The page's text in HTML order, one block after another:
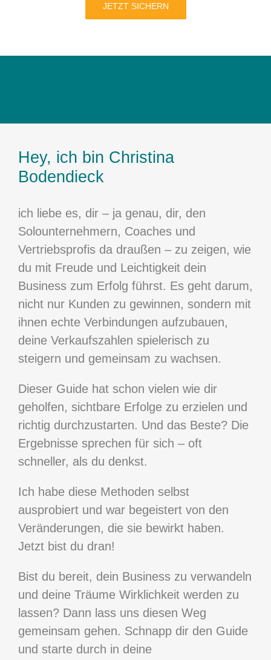
JETZT SICHERN
Hey, ich bin Christina
Bodendieck
ich liebe es, dir – ja genau, dir, den
Solounternehmern, Coaches und
Vertriebsprofis da draußen – zu zeigen, wie
du mit Freude und Leichtigkeit dein
Business zum Erfolg führst. Es geht darum,
nicht nur Kunden zu gewinnen, sondern mit
ihnen echte Verbindungen aufzubauen,
deine Verkaufszahlen spielerisch zu
steigern und gemeinsam zu wachsen.
Dieser Guide hat schon vielen wie dir
geholfen, sichtbare Erfolge zu erzielen und
richtig durchzustarten. Und das Beste? Die
Ergebnisse sprechen für sich – oft
schneller, als du denkst.
Ich habe diese Methoden selbst
ausprobiert und war begeistert von den
Veränderungen, die sie bewirkt haben.
Jetzt bist du dran!
Bist du bereit, dein Business zu verwandeln
und deine Träume Wirklichkeit werden zu
lassen? Dann lass uns diesen Weg
gemeinsam gehen. Schnapp dir den Guide
und starte durch in deine